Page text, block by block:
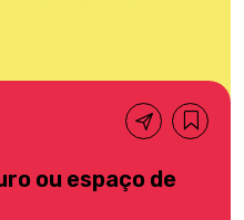
ou espaço de